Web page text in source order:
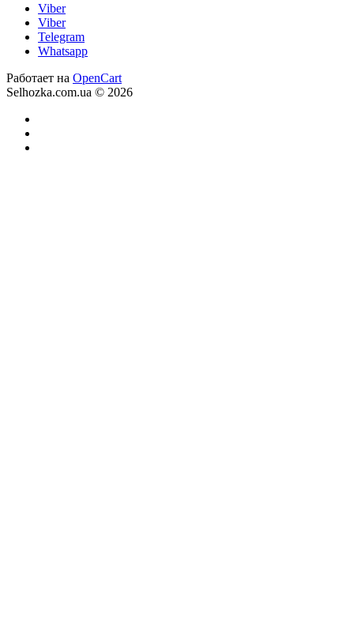
Viber
Viber
Telegram
Whatsapp
Работает на OpenCart
Selhozka.com.ua © 2026